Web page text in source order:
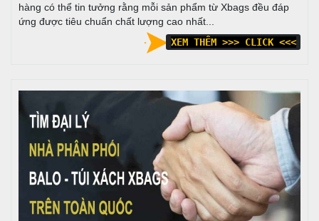
hàng có thể tin tưởng rằng mỗi sản phẩm từ Xbags đều đáp
ứng được tiêu chuẩn chất lượng cao nhất...
XEM THÊM >>> CLICK <<<